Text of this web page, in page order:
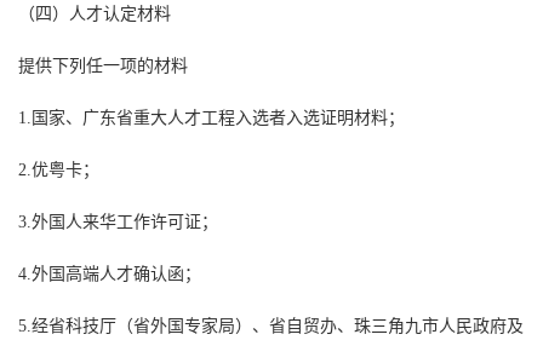
（四）人才认定材料
提供下列任一项的材料
1.国家、广东省重大人才工程入选者入选证明材料；
2.优粤卡；
3.外国人来华工作许可证；
4.外国高端人才确认函；
5.经省科技厅（省外国专家局）、省自贸办、珠三角九市人民政府及